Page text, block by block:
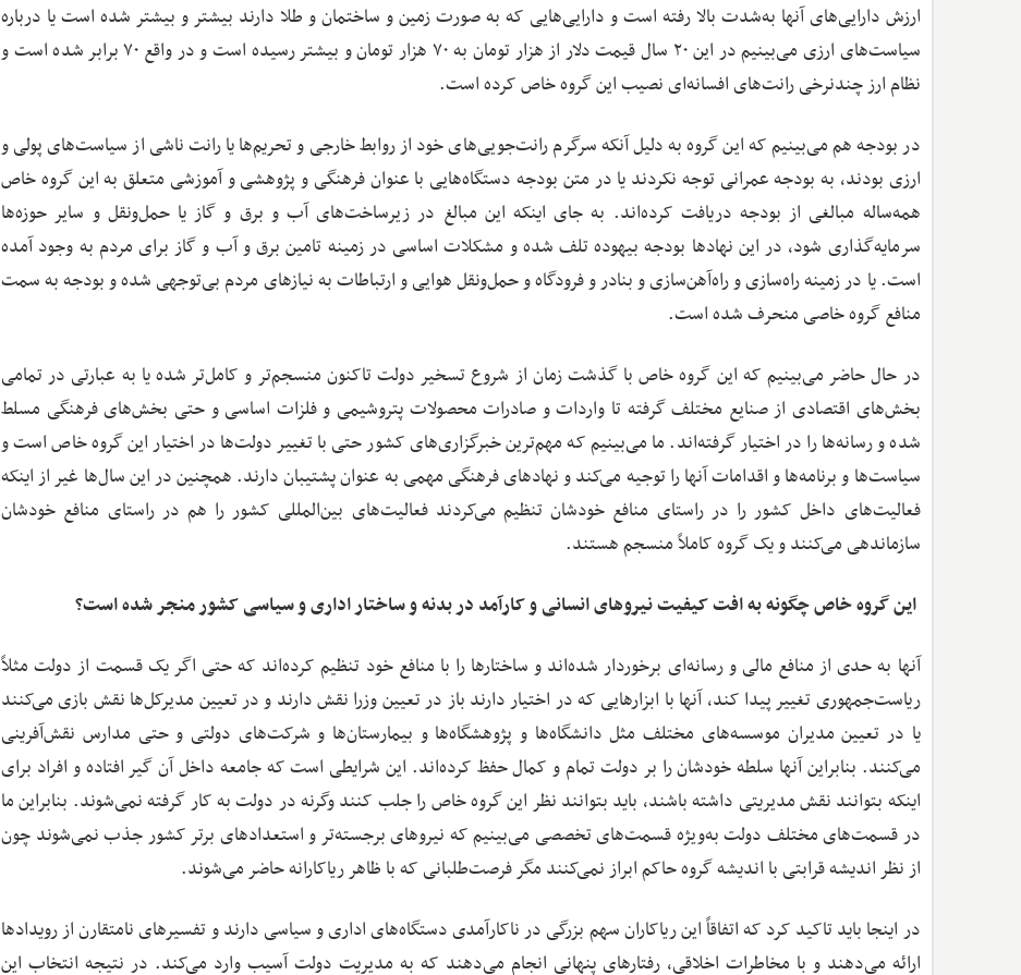
ارزش دارایی‌های آنها به‌شدت بالا رفته است و دارایی‌هایی که به صورت زمین و ساختمان و طلا دارند بیشتر و بیشتر شده است یا درباره
سیاست‌های ارزی می‌بینیم در این ۲۰ سال قیمت دلار از هزار تومان به ۷۰ هزار تومان و بیشتر رسیده است و در واقع ۷۰ برابر شده است و
نظام ارز چندنرخی رانت‌های افسانه‌ای نصیب این گروه خاص کرده است.
در بودجه هم می‌بینیم که این گروه به دلیل آنکه سرگرم رانت‌جویی‌های خود از روابط خارجی و تحریم‌ها یا رانت ناشی از سیاست‌های پولی و
ارزی بودند، به بودجه عمرانی توجه نکردند یا در متن بودجه دستگاه‌هایی با عنوان فرهنگی و پژوهشی و آموزشی متعلق به این گروه خاص
همه‌ساله مبالغی از بودجه دریافت کرده‌اند. به جای اینکه این مبالغ در زیرساخت‌های آب و برق و گاز یا حمل‌ونقل و سایر حوزه‌ها
سرمایه‌گذاری شود، در این نهادها بودجه بیهوده تلف شده و مشکلات اساسی در زمینه تامین برق و آب و گاز برای مردم به وجود آمده
است. یا در زمینه راه‌سازی و راه‌آهن‌سازی و بنادر و فرودگاه و حمل‌ونقل هوایی و ارتباطات به نیازهای مردم بی‌توجهی شده و بودجه به سمت
منافع گروه خاصی منحرف شده است.
در حال حاضر می‌بینیم که این گروه خاص با گذشت زمان از شروع تسخیر دولت تاکنون منسجم‌تر و کامل‌تر شده یا به عبارتی در تمامی
بخش‌های اقتصادی از صنایع مختلف گرفته تا واردات و صادرات محصولات پتروشیمی و فلزات اساسی و حتی بخش‌های فرهنگی مسلط
شده و رسانه‌ها را در اختیار گرفته‌اند. ما می‌بینیم که مهم‌ترین خبرگزاری‌های کشور حتی با تغییر دولت‌ها در اختیار این گروه خاص است و
سیاست‌ها و برنامه‌ها و اقدامات آنها را توجیه می‌کند و نهادهای فرهنگی مهمی به عنوان پشتیبان دارند. همچنین در این سال‌ها غیر از اینکه
فعالیت‌های داخل کشور را در راستای منافع خودشان تنظیم می‌کردند فعالیت‌های بین‌المللی کشور را هم در راستای منافع خودشان
سازماندهی می‌کنند و یک گروه کاملاً منسجم هستند.
‌ این گروه خاص چگونه به افت کیفیت نیروهای انسانی و کارآمد در بدنه و ساختار اداری و سیاسی کشور منجر شده است؟
آنها به حدی از منافع مالی و رسانه‌ای برخوردار شده‌اند و ساختارها را با منافع خود تنظیم کرده‌اند که حتی اگر یک قسمت از دولت مثلاً
ریاست‌جمهوری تغییر پیدا کند، آنها با ابزارهایی که در اختیار دارند باز در تعیین وزرا نقش دارند و در تعیین مدیرکل‌ها نقش بازی می‌کنند
یا در تعیین مدیران موسسه‌های مختلف مثل دانشگاه‌ها و پژوهشگاه‌ها و بیمارستان‌ها و شرکت‌های دولتی و حتی مدارس نقش‌آفرینی
می‌کنند. بنابراین آنها سلطه خودشان را بر دولت تمام و کمال حفظ کرده‌اند. این شرایطی است که جامعه داخل آن گیر افتاده و افراد برای
اینکه بتوانند نقش مدیریتی داشته باشند، باید بتوانند نظر این گروه خاص را جلب کنند وگرنه در دولت به کار گرفته نمی‌شوند. بنابراین ما
در قسمت‌های مختلف دولت به‌ویژه قسمت‌های تخصصی می‌بینیم که نیروهای برجسته‌تر و استعدادهای برتر کشور جذب نمی‌شوند چون
از نظر اندیشه قرابتی با اندیشه گروه حاکم ابراز نمی‌کنند مگر فرصت‌طلبانی که با ظاهر ریاکارانه حاضر می‌شوند.
در اینجا باید تاکید کرد که اتفاقاً این ریاکاران سهم بزرگی در ناکارآمدی دستگاه‌های اداری و سیاسی دارند و تفسیرهای نامتقارن از رویدادها
ارائه می‌دهند و با مخاطرات اخلاقی، رفتارهای پنهانی انجام می‌دهند که به مدیریت دولت آسیب وارد می‌کند. در نتیجه انتخاب این